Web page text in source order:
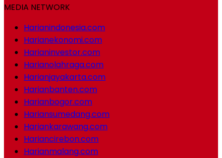
MEDIA NETWORK
Harianindonesia.com
Harianekonomi.com
Harianinvestor.com
Harianolahraga.com
Harianjayakarta.com
Harianbanten.com
Harianbogor.com
Hariansumedang.com
Hariankarawang.com
Hariancirebon.com
Harianmalang.com